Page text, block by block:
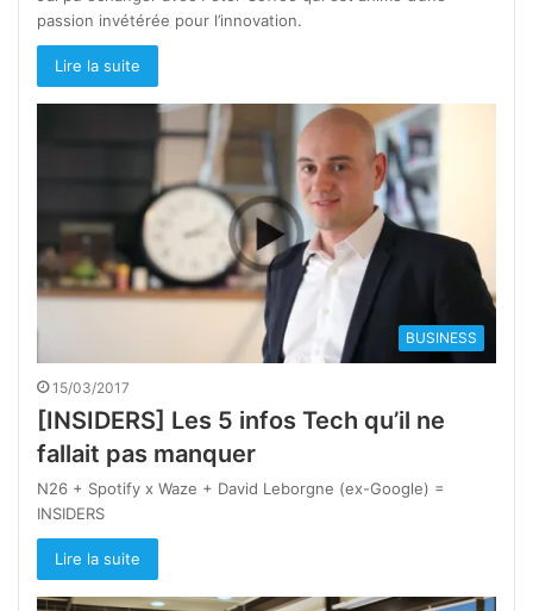
passion invétérée pour l’innovation.
Lire la suite
BUSINESS
15/03/2017
[INSIDERS] Les 5 infos Tech qu’il ne
fallait pas manquer
N26 + Spotify x Waze + David Leborgne (ex-Google) =
INSIDERS
Lire la suite